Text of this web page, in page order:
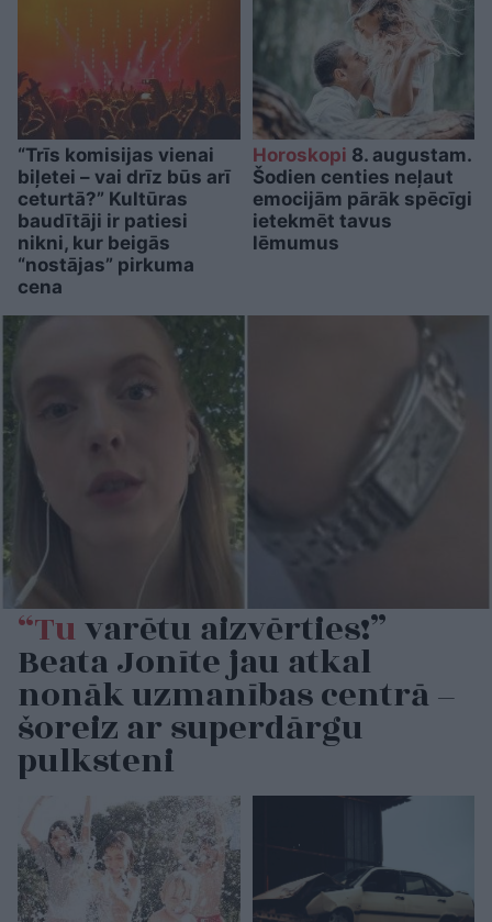
“Trīs komisijas vienai
biļetei – vai drīz būs arī
ceturtā?” Kultūras
baudītāji ir patiesi
nikni, kur beigās
“nostājas” pirkuma
cena
Horoskopi 8. augustam.
Šodien centies neļaut
emocijām pārāk spēcīgi
ietekmēt tavus
lēmumus
“Tuvarētu aizvērties!”
Beata Jonīte jau atkal
nonāk uzmanības centrā –
šoreiz ar superdārgu
pulksteni